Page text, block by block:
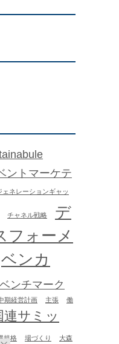
ントマーケテ
ェネレーションギャッ
チャネル戦略
デ
フォーメ
ベンカ
ベンチマーク
期経営計画 主張 働
連サミッ
規格 場づくり
大森